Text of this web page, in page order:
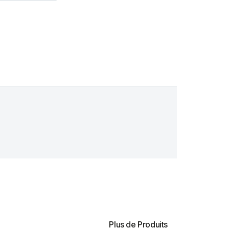
Plus de Produits